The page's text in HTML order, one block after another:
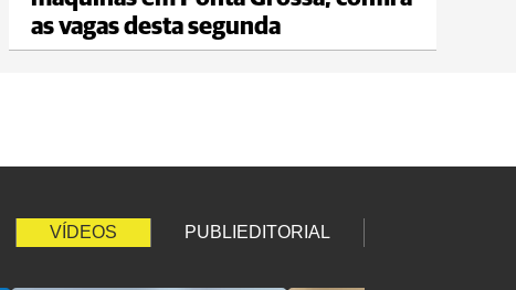
max 18°C min 17°C
as vagas desta segunda
VÍDEOS PUBLIEDITORIAL